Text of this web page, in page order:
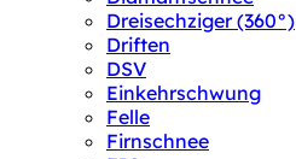
Dreisechziger (360°)
Driften
DSV
Einkehrschwung
Felle
Firnschnee